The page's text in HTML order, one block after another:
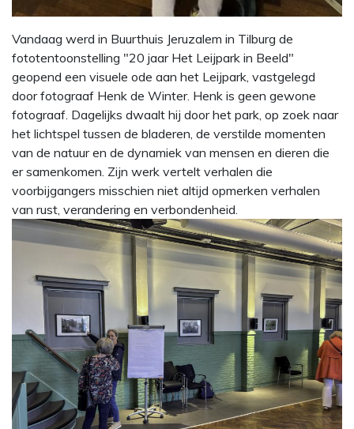
Vandaag werd in Buurthuis Jeruzalem in Tilburg de
fototentoonstelling "20 jaar Het Leijpark in Beeld"
geopend een visuele ode aan het Leijpark, vastgelegd
door fotograaf Henk de Winter. Henk is geen gewone
fotograaf. Dagelijks dwaalt hij door het park, op zoek naar
het lichtspel tussen de bladeren, de verstilde momenten
van de natuur en de dynamiek van mensen en dieren die
er samenkomen. Zijn werk vertelt verhalen die
voorbijgangers misschien niet altijd opmerken verhalen
van rust, verandering en verbondenheid.